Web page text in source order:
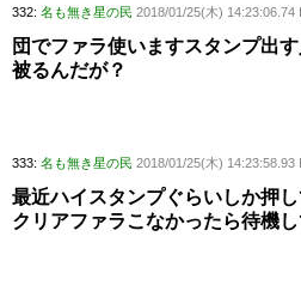
332: 名も無き星の民 2018/01/25(木) 14:23:06.74
団でファラ使いますスタンプ出
被るんだが？
333: 名も無き星の民 2018/01/25(木) 14:23:58.93
最近ハイスタンプぐらいしか押
クリアファラこなかったら待機